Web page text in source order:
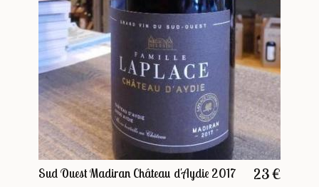
Sud Ouest Madiran Château d'Aydie 2017 23 €